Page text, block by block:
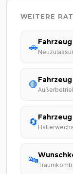
WEITERE
🚗
🛑
🔄
🔤